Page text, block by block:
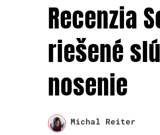
Recenzia
riešené
nosenie
Michal Reiter